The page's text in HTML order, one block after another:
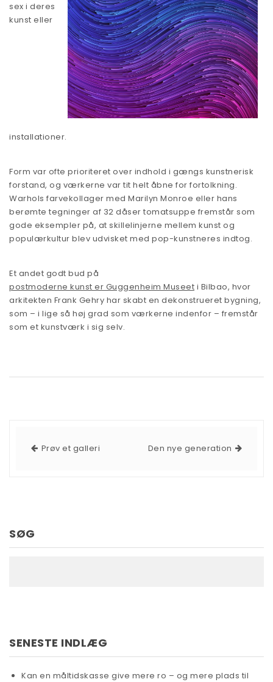
sex i deres
kunst eller
installationer.
Form var ofte prioriteret over indhold i gængs kunstnerisk
forstand, og værkerne var tit helt åbne for fortolkning.
Warhols farvekollager med Marilyn Monroe eller hans
berømte tegninger af 32 dåser tomatsuppe fremstår som
gode eksempler på, at skillelinjerne mellem kunst og
populærkultur blev udvisket med pop-kunstneres indtog.
Et andet godt bud på
postmoderne kunst er Guggenheim Museet i Bilbao, hvor
arkitekten Frank Gehry har skabt en dekonstrueret bygning,
som – i lige så høj grad som værkerne indenfor – fremstår
som et kunstværk i sig selv.
Prøv et galleri Den nye generation
SØG
SENESTE INDLÆG
Kan en måltidskasse give mere ro – og mere plads til